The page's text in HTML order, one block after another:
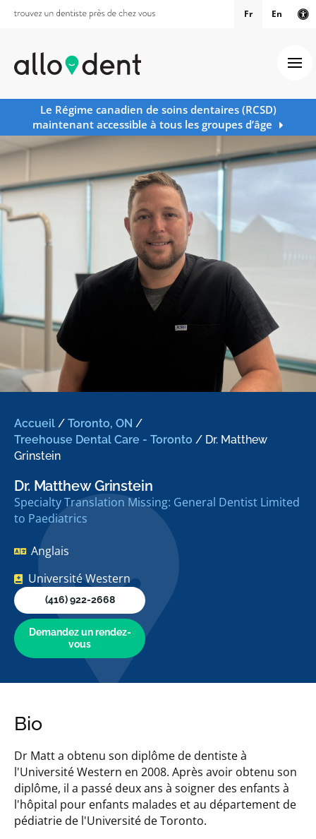
Fr En
Le Régime canadien de soins dentaires (RCSD)
maintenant accessible à tous les groupes d’âge
Accueil / Toronto, ON /
Treehouse Dental Care - Toronto / Dr. Matthew
Grinstein
Dr. Matthew Grinstein
Specialty Translation Missing: General Dentist Limited
to Paediatrics
Anglais
Université Western
(416) 922-2668
Demandez un rendez-
vous
Bio
Dr Matt a obtenu son diplôme de dentiste à
l'Université Western en 2008. Après avoir obtenu son
diplôme, il a passé deux ans à soigner des enfants à
l'hôpital pour enfants malades et au département de
pédiatrie de l'Université de Toronto.